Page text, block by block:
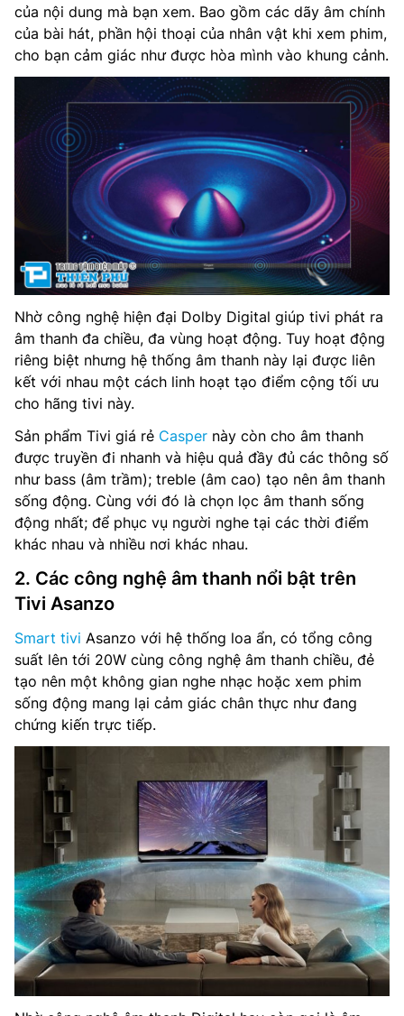
của nội dung mà bạn xem. Bao gồm các dãy âm chính
của bài hát, phần hội thoại của nhân vật khi xem phim,
cho bạn cảm giác như được hòa mình vào khung cảnh.
Nhờ công nghệ hiện đại Dolby Digital giúp tivi phát ra
âm thanh đa chiều, đa vùng hoạt động. Tuy hoạt động
riêng biệt nhưng hệ thống âm thanh này lại được liên
kết với nhau một cách linh hoạt tạo điểm cộng tối ưu
cho hãng tivi này.
Sản phẩm Tivi giá rẻ Casper này còn cho âm thanh
được truyền đi nhanh và hiệu quả đầy đủ các thông số
như bass (âm trầm); treble (âm cao) tạo nên âm thanh
sống động. Cùng với đó là chọn lọc âm thanh sống
động nhất; để phục vụ người nghe tại các thời điểm
khác nhau và nhiều nơi khác nhau.
2. Các công nghệ âm thanh nổi bật trên
Tivi Asanzo
Smart tivi Asanzo với hệ thống loa ẩn, có tổng công
suất lên tới 20W cùng công nghệ âm thanh chiều, đẻ
tạo nên một không gian nghe nhạc hoặc xem phim
sống động mang lại cảm giác chân thực như đang
chứng kiến trực tiếp.